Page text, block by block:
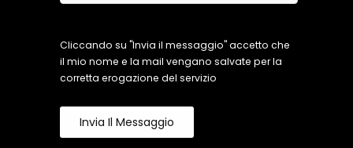
Cliccando su "Invia il messaggio" accetto che
il mio nome e la mail vengano salvate per la
corretta erogazione del servizio
Invia Il Messaggio